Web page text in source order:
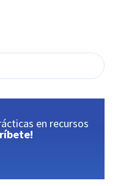
en recursos